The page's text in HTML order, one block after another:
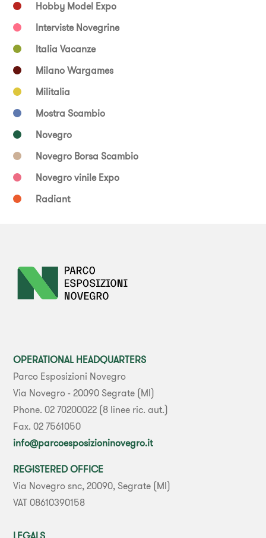
Hobby Model Expo
Interviste Novegrine
Italia Vacanze
Milano Wargames
Militalia
Mostra Scambio
Novegro
Novegro Borsa Scambio
Novegro vinile Expo
Radiant
OPERATIONAL HEADQUARTERS
Parco Esposizioni Novegro
Via Novegro - 20090 Segrate (MI)
Phone. 02 70200022 (8 linee ric. aut.)
Fax. 02 7561050
info@parcoesposizioninovegro.it
REGISTERED OFFICE
Via Novegro snc, 20090, Segrate (MI)
VAT 08610390158